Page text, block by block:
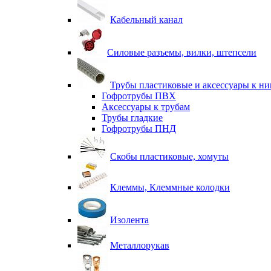
Кабельный канал
Силовые разъемы, вилки, штепсели
Трубы пластиковые и аксессуары к
Гофротрубы ПВХ
Аксессуары к трубам
Трубы гладкие
Гофротрубы ПНД
Скобы пластиковые, хомуты
Клеммы, Клеммные колодки
Изолента
Металлорукав